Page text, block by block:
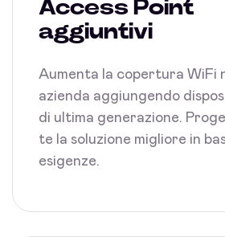
Access Point
aggiuntivi
Aumenta la copertura WiFi
azienda aggiungendo
di ultima generazione.
te la soluzione migliore in
esigenze.